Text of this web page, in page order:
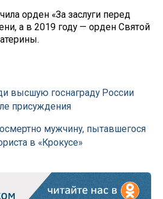
орден «За заслуги перед
а в 2019 году — орден Святой
высшую госнаграду России
присуждения
мужчину, пытавшегося
в «Крокусе»